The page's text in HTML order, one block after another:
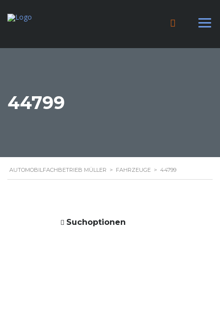
44799
AUTOMOBILFACHBETRIEB MÜLLER > FAHRZEUGE > 44799
Suchoptionen